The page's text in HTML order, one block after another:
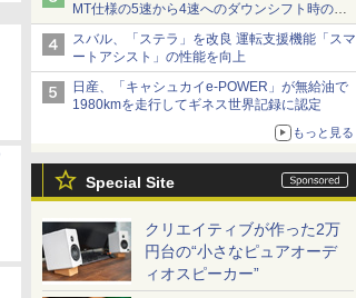
MT仕様の5速から4速へのダウンシフト時の操
作性向上など
スバル、「ステラ」を改良 運転支援機能「スマ
ートアシスト」の性能を向上
日産、「キャシュカイe-POWER」が無給油で
1980kmを走行してギネス世界記録に認定
もっと見る
Special Site
クリエイティブが作った2万
円台の“小さなピュアオーデ
ィオスピーカー”